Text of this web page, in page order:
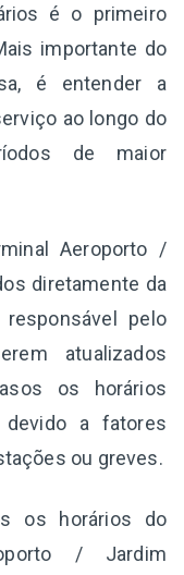
é o primeiro
importante do
é entender a
ao longo do
de maior
Aeroporto /
diretamente da
pelo
atualizados
os horários
devido a fatores
ou greves.
os horários do
/ Jardim